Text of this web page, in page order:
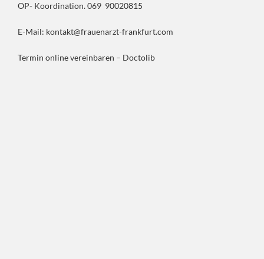
OP- Koordination. 069 90020815
E-Mail: kontakt@frauenarzt-frankfurt.com
Termin online vereinbaren – Doctolib